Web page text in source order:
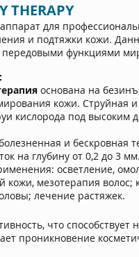
THERAPY
для
и подтяжки кожи.
функциями
основана на
кожи. Струйная и
кислорода под высоким
и бескровная
на глубину от 0,2 до 3
осветление,
кожи, мезотерапия
лечение растяжек.
что
проникновение